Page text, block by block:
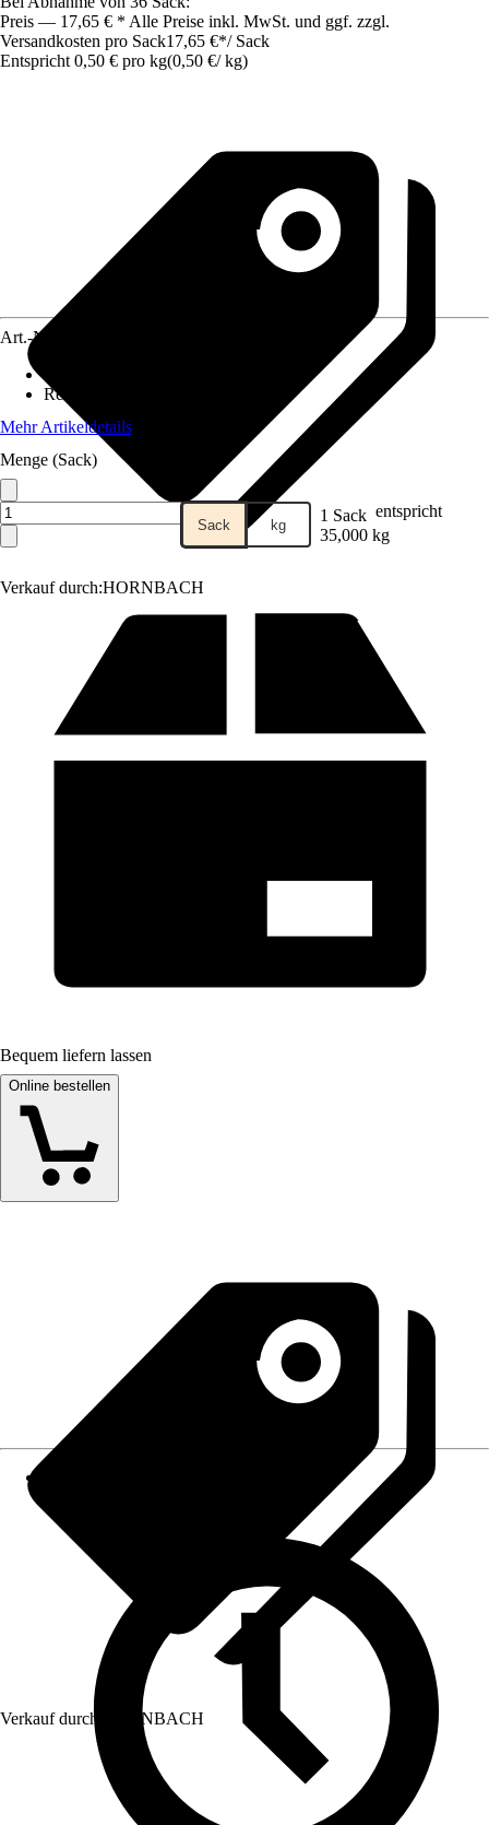
Preis — 17,65 € * Alle Preise inkl. MwSt. und ggf. zzgl.
Versandkosten pro Sack17,65 €*/ Sack
Entspricht 0,50 € pro kg(0,50 €/ kg)
Verkauf durch:HORNBACH
Art.-Nr.
Reichweite (ca.)
Mehr Artikeldetails
Menge (Sack)
Sack kg 1 Sack entspricht
35,000 kg
Bequem liefern lassen
Online bestellen
Verkauf durch: HORNBACH